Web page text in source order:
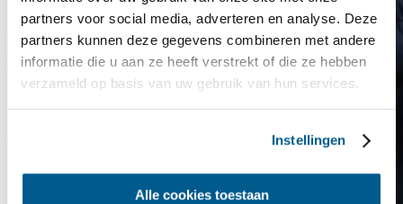
partners voor social media, adverteren en analyse. Deze
partners kunnen deze gegevens combineren met andere
informatie die u aan ze heeft verstrekt of die ze hebben
verzameld op basis van uw gebruik van hun services.
Instellingen
Alle cookies toestaan